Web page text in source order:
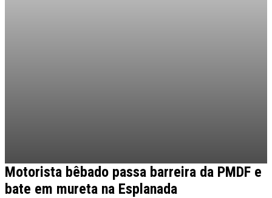
Motorista bêbado passa barreira da PMDF e
bate em mureta na Esplanada